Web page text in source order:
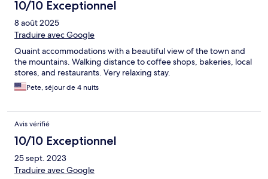
10/10 Exceptionnel
8 août 2025
Traduire avec Google
Quaint accommodations with a beautiful view of the town and
the mountains. Walking distance to coffee shops, bakeries, local
stores, and restaurants. Very relaxing stay.
Pete, séjour de 4 nuits
Avis vérifié
10/10 Exceptionnel
25 sept. 2023
Traduire avec Google